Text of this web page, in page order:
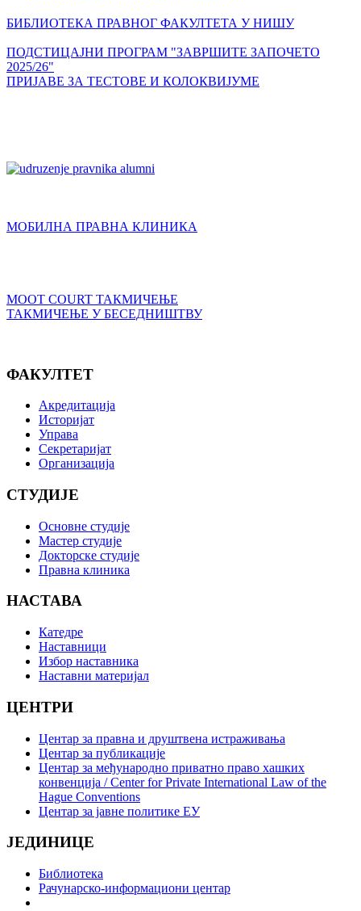
БИБЛИОТЕКА ПРАВНОГ ФАКУЛТЕТА У НИШУ
ПОДСТИЦАЈНИ ПРОГРАМ "ЗАВРШИТЕ ЗАПОЧЕТО
2025/26"
ПРИЈАВЕ ЗА ТЕСТОВЕ И КОЛОКВИЈУМЕ
МОБИЛНА ПРАВНА КЛИНИКА
MOOT COURT ТАКМИЧЕЊЕ
ТАКМИЧЕЊЕ У БЕСЕДНИШТВУ
ФАКУЛТЕТ
Акредитација
Историјат
Управа
Секретаријат
Организација
СТУДИЈЕ
Основне студије
Мастер студије
Докторске студије
Правна клиника
НАСТАВА
Катедре
Наставници
Избор наставника
Наставни материјал
ЦЕНТРИ
Центар за правна и друштвена истраживања
Центар за публикације
Центар за међународно приватно право хашких
конвенција / Center for Private International Law of the
Hague Conventions
Центар за јавне политике ЕУ
ЈЕДИНИЦЕ
Библиотека
Рачунарско-информациони центар